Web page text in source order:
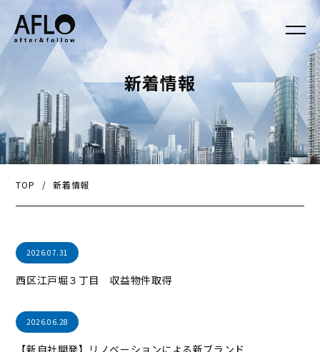
新着情報
TOP / 新着情報
2026.07.31
西区江戸堀３丁目 収益物件取得
2026.06.28